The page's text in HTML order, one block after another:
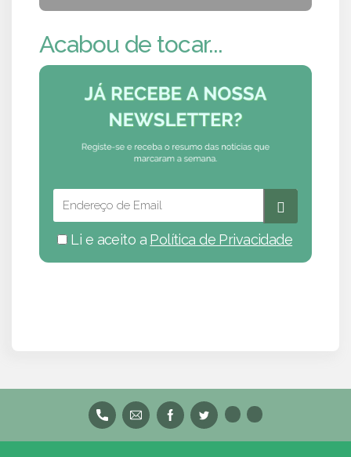
Acabou de tocar...
Li e aceito a Política de Privacidade